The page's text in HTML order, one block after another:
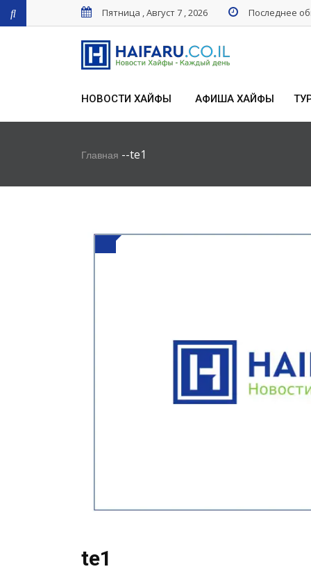
Пятница , Август 7 , 2026 Последнее
НОВОСТИ ХАЙФЫ АФИША ХАЙФЫ
Главная --te1
te1